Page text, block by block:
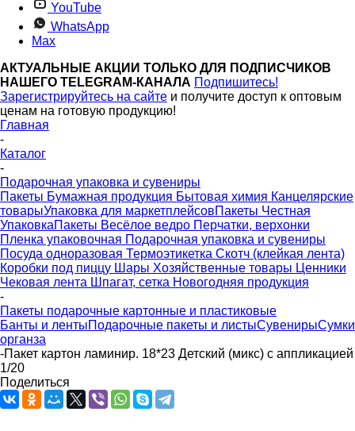
YouTube
WhatsApp
Max
АКТУАЛЬНЫЕ АКЦИИ ТОЛЬКО ДЛЯ ПОДПИСЧИКОВ
НАШЕГО TELEGRAM-КАНАЛА Подпишитесь!
Зарегистрируйтесь на сайте и получите доступ к оптовым
ценам на готовую продукцию!
Главная
-
Каталог
-
Подарочная упаковка и сувениры
Пакеты Бумажная продукция Бытовая химия Канцелярские
товарыУпаковка для маркетплейсовПакеты Честная
УпаковкаПакеты Весёлое ведро Перчатки, верхонки
Пленка упаковочная Подарочная упаковка и сувениры
Посуда одноразовая Термоэтикетка Скотч (клейкая лента)
Коробки под пиццу Шары Хозяйственные товары Ценники
Чековая лента Шпагат, сетка Новогодняя продукция
-
Пакеты подарочные картонные и пластиковые
Банты и лентыПодарочные пакеты и листыСувенирыСумки
органза
-Пакет картон ламинир. 18*23 Детский (микс) с аппликацией
1/20
Поделиться